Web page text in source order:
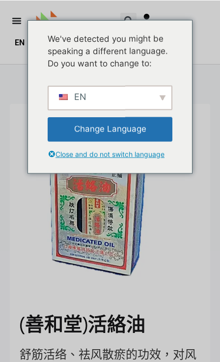
EN ZH_HK $0.00 0
(善和堂)活絡油
舒筋活络、祛风散瘀的功效，对风
We've detected you might be
speaking a different language.
Do you want to change to:
EN
Change Language
Close and do not switch language